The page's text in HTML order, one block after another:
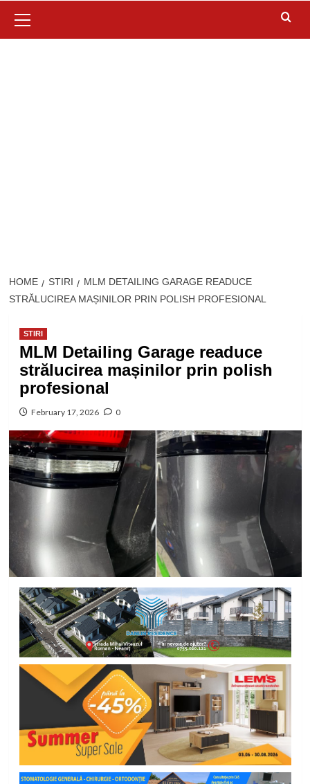
Menu
HOME STIRI
MLM DETAILING GARAGE READUCE
STRĂLUCIREA MAȘINILOR PRIN POLISH PROFESIONAL
STIRI
MLM Detailing Garage readuce
strălucirea mașinilor prin polish
profesional
February 17, 2026 0